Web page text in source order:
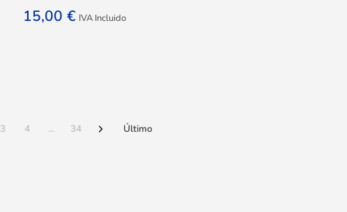
15,00 € IVA Incluido
3 4 ... 34 Último